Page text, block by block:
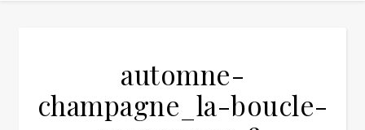
automne-
champagne_la-boucle-